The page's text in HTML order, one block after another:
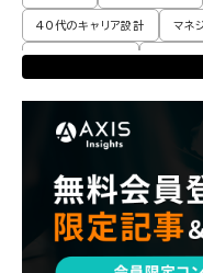
40代のキャリア設計 マネ
転職体験談・実例 プロモー
エンジニア 調査レポート
コンサル現場論 経営企画
パラレルキャリア ワークラ
DX・テクノロジー リスキリ